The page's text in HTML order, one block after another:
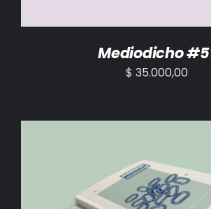
Mediodicho
$ 35.000,00